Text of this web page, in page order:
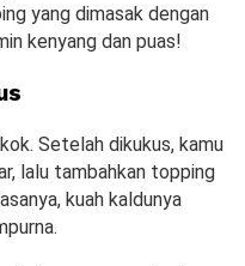
yang dimasak dengan
kenyang dan puas!
Setelah dikukus, kamu
lalu tambahkan topping
kuah kaldunya